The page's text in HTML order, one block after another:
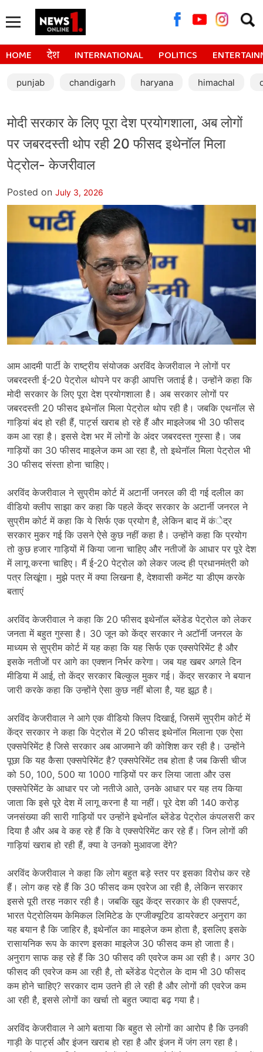
for:
HOME देश INTERNATIONAL POLITICS
punjab chandigarh haryana himachal
मोदी सरकार के लिए पूरा देश प्रयोगशाला, अब लोगों
पर जबरदस्ती थोप रही 20 फीसद इथेनॉल मिला
पेट्रोल- केजरीवाल
Posted on July 3, 2026
आम आदमी पार्टी के राष्ट्रीय संयोजक अरविंद केजरीवाल ने लोगों पर
जबरदस्ती ई-20 पेट्रोल थोपने पर कड़ी आपत्ति जताई है। उन्होंने कहा कि
मोदी सरकार के लिए पूरा देश प्रयोगशाला है। अब सरकार लोगों पर
जबरदस्ती 20 फीसद इथेनॉल मिला पेट्रोल थोप रही है। जबकि एथनॉल से
गाड़ियां बंद हो रही हैं, पार्ट्स खराब हो रहे हैं और माइलेजब भी 30 फीसद
कम आ रहा है। इससे देश भर में लोगों के अंदर जबरदस्त गुस्सा है। जब
गाड़ियों का 30 फीसद माइलेज कम आ रहा है, तो इथेनॉल मिला पेट्रोल भी
30 फीसद संस्ता होना चाहिए।
अरविंद केजरीवाल ने सुप्रीम कोर्ट में अटार्नी जनरल की दी गई दलील का
वीडियो क्लीप साझा कर कहा कि पहले केंद्र सरकार के अटार्नी जनरल ने
सुप्रीम कोर्ट में कहा कि ये सिर्फ एक प्रयोग है, लेकिन बाद में कंेद्र
सरकार मुकर गई कि उसने ऐसे कुछ नहीं कहा है। उन्होंने कहा कि प्रयोग
तो कुछ हजार गाड़ियों में किया जाना चाहिए और नतीजों के आधार पर पूरे देश
में लागू करना चाहिए। मैं ई-20 पेट्रोल को लेकर जल्द ही प्रधानमंत्री को
पत्र लिखूंगा। मुझे पत्र में क्या लिखना है, देशवासी कमेंट या डीएम करके
बताएं
अरविंद केजरीवाल ने कहा कि 20 फीसद इथेनॉल ब्लेंडेड पेट्रोल को लेकर
जनता में बहुत गुस्सा है। 30 जून को केंद्र सरकार ने अटॉर्नी जनरल के
माध्यम से सुप्रीम कोर्ट में यह कहा कि यह सिर्फ एक एक्सपेरिमेंट है और
इसके नतीजों पर आगे का एक्शन निर्भर करेगा। जब यह खबर अगले दिन
मीडिया में आई, तो केंद्र सरकार बिल्कुल मुकर गई। केंद्र सरकार ने बयान
जारी करके कहा कि उन्होंने ऐसा कुछ नहीं बोला है, यह झूठ है।
अरविंद केजरीवाल ने आगे एक वीडियो क्लिप दिखाई, जिसमें सुप्रीम कोर्ट में
केंद्र सरकार ने कहा कि पेट्रोल में 20 फीसद इथेनॉल मिलाना एक ऐसा
एक्सपेरिमेंट है जिसे सरकार अब आजमाने की कोशिश कर रही है। उन्होंने
पूछा कि यह कैसा एक्सपेरिमेंट है? एक्सपेरिमेंट तब होता है जब किसी चीज
को 50, 100, 500 या 1000 गाड़ियों पर कर लिया जाता और उस
एक्सपेरिमेंट के आधार पर जो नतीजे आते, उनके आधार पर यह तय किया
जाता कि इसे पूरे देश में लागू करना है या नहीं। पूरे देश की 140 करोड़
जनसंख्या की सारी गाड़ियों पर उन्होंने इथेनॉल ब्लेंडेड पेट्रोल कंपलसरी कर
दिया है और अब वे कह रहे हैं कि वे एक्सपेरिमेंट कर रहे हैं। जिन लोगों की
गाड़ियां खराब हो रही हैं, क्या वे उनको मुआवजा देंगे?
अरविंद केजरीवाल ने कहा कि लोग बहुत बड़े स्तर पर इसका विरोध कर रहे
हैं। लोग कह रहे हैं कि 30 फीसद कम एवरेज आ रही है, लेकिन सरकार
इससे पूरी तरह नकार रही है। जबकि खुद केंद्र सरकार के ही एक्सपर्ट,
भारत पेट्रोलियम केमिकल लिमिटेड के एग्जीक्यूटिव डायरेक्टर अनुराग का
यह बयान है कि जाहिर है, इथेनॉल का माइलेज कम होता है, इसलिए इसके
रासायनिक रूप के कारण इसका माइलेज 30 फीसद कम हो जाता है।
अनुराग साफ कह रहे हैं कि 30 फीसद की एवरेज कम आ रही है। अगर 30
फीसद की एवरेज कम आ रही है, तो ब्लेंडेड पेट्रोल के दाम भी 30 फीसद
कम होने चाहिए? सरकार दाम उतने ही ले रही है और लोगों की एवरेज कम
आ रही है, इससे लोगों का खर्चा तो बहुत ज्यादा बढ़ गया है।
अरविंद केजरीवाल ने आगे बताया कि बहुत से लोगों का आरोप है कि उनकी
गाड़ी के पार्ट्स और इंजन खराब हो रहा है और इंजन में जंग लग रहा है।